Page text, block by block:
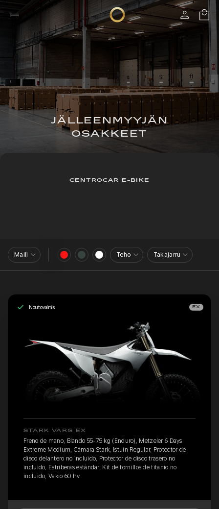
JÄLLEENMYYJÄN
OSAKKEET
CENTROCAR E-BIKE
Malli Teho Takajarru
Noutovalmis EX
STARK VARG EX
Freno de mano, Blando 55-75 kg (Enduro), Metzeler 6 Days
Extreme Medium, Cámara Stark, Istuin Regular, Protector de
disco delantero no incluido, Protector de disco trasero no
incluido, Estriberas estándar, Kit de tornillos de titanio no
incluido, Vakio 60 hv